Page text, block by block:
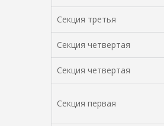
Секция третья
Секция четвертая
Секция четвертая
Секция первая